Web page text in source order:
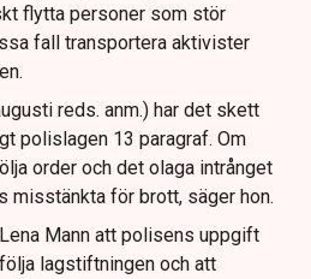
flytta personer som stör
fall transportera aktivister
reds. anm.) har det skett
polislagen 13 paragraf. Om
order och det olaga intrånget
misstänkta för brott, säger hon.
Mann att polisens uppgift
lagstiftningen och att